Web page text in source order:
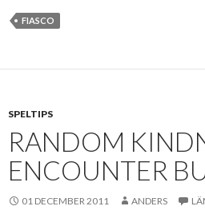
FIASCO
SPELTIPS
RANDOM
ENCOUNTER
01 DECEMBER 2011 ANDERS